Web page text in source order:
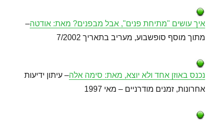
איך עושים "מתיחת פנים", אבל מבפנים? מאת: אודטה–
מתוך מוסף סופשבוע, מעריב בתאריך 7/2002
נכנס באוזן אחד ולא יוצא, מאת: סימה אלה– עיתון ידיעות
אחרונות, זמנים מודרניים – מאי 1997